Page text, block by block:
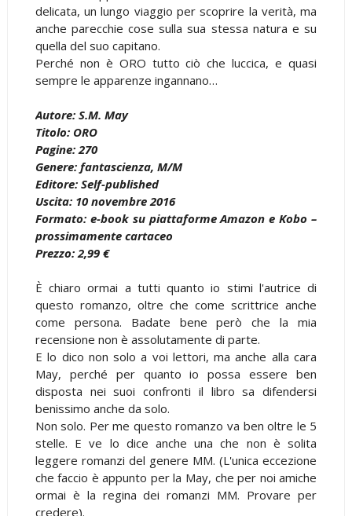
delicata, un lungo viaggio per scoprire la verità, ma
anche parecchie cose sulla sua stessa natura e su
quella del suo capitano.
Perché non è ORO tutto ciò che luccica, e quasi
sempre le apparenze ingannano…
Autore: S.M. May
Titolo: ORO
Pagine: 270
Genere: fantascienza, M/M
Editore: Self-published
Uscita: 10 novembre 2016
Formato: e-book su piattaforme Amazon e Kobo –
prossimamente cartaceo
Prezzo: 2,99 €
È chiaro ormai a tutti quanto io stimi l'autrice di
questo romanzo, oltre che come scrittrice anche
come persona. Badate bene però che la mia
recensione non è assolutamente di parte.
E lo dico non solo a voi lettori, ma anche alla cara
May, perché per quanto io possa essere ben
disposta nei suoi confronti il libro sa difendersi
benissimo anche da solo.
Non solo. Per me questo romanzo va ben oltre le 5
stelle. E ve lo dice anche una che non è solita
leggere romanzi del genere MM. (L'unica eccezione
che faccio è appunto per la May, che per noi amiche
ormai è la regina dei romanzi MM. Provare per
credere).